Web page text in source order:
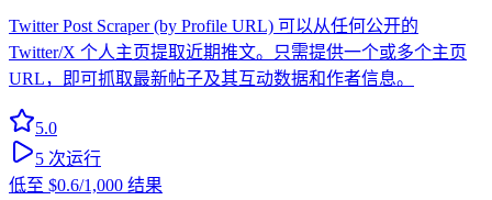
Twitter Post Scraper (by Profile URL) 可以从任何公开的
Twitter/X 个人主页提取近期推文。只需提供一个或多个主页
URL，即可抓取最新帖子及其互动数据和作者信息。
5.0
5 次运行
低至 $0.6/1,000 结果